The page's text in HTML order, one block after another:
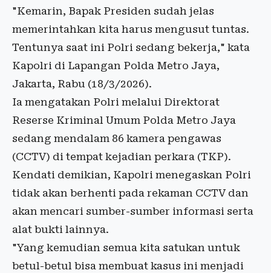
"Kemarin, Bapak Presiden sudah jelas
memerintahkan kita harus mengusut tuntas.
Tentunya saat ini Polri sedang bekerja," kata
Kapolri di Lapangan Polda Metro Jaya,
Jakarta, Rabu (18/3/2026).
Ia mengatakan Polri melalui Direktorat
Reserse Kriminal Umum Polda Metro Jaya
sedang mendalam 86 kamera pengawas
(CCTV) di tempat kejadian perkara (TKP).
Kendati demikian, Kapolri menegaskan Polri
tidak akan berhenti pada rekaman CCTV dan
akan mencari sumber-sumber informasi serta
alat bukti lainnya.
"Yang kemudian semua kita satukan untuk
betul-betul bisa membuat kasus ini menjadi